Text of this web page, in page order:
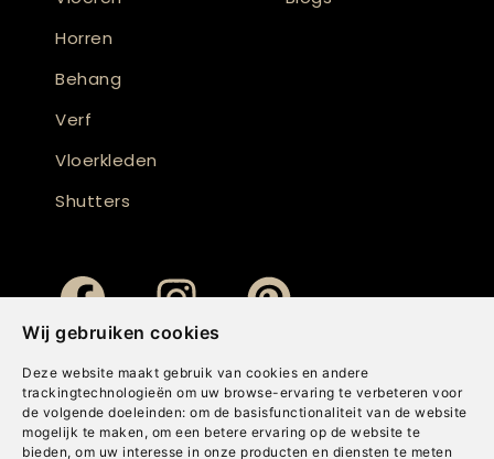
Wij gebruiken cookies
Deze website maakt gebruik van cookies en andere
trackingtechnologieën om uw browse-ervaring te verbeteren voor
de volgende doeleinden: om de basisfunctionaliteit van de website
mogelijk te maken , om een betere ervaring op de website te
bieden, om uw interesse in onze producten en diensten te meten
Horren
Behang
Verf
Vloerkleden
Shutters